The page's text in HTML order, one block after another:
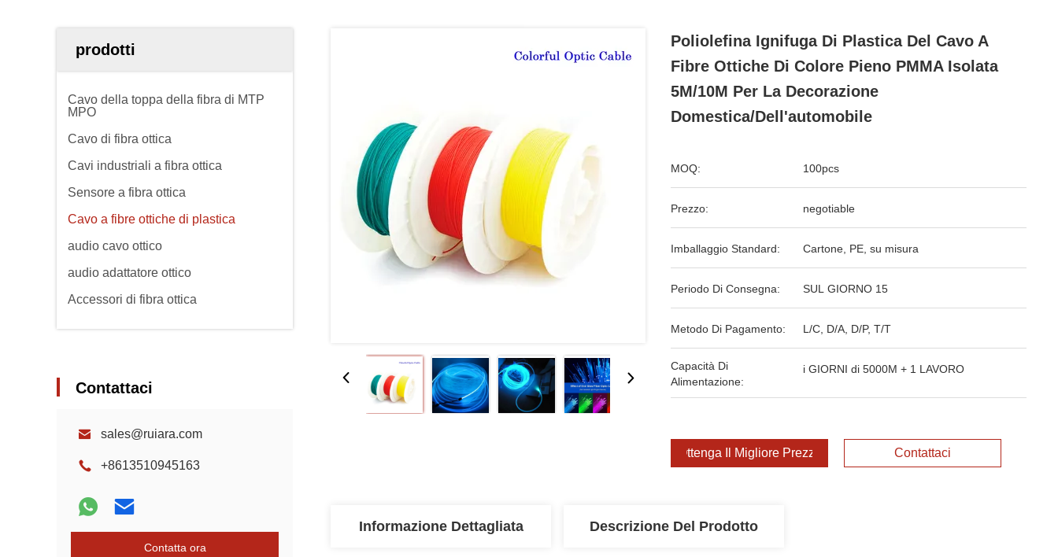
prodotti
Cavo della toppa della fibra di MTP
MPO
Cavo di fibra ottica
Cavi industriali a fibra ottica
Sensore a fibra ottica
Cavo a fibre ottiche di plastica
audio cavo ottico
audio adattatore ottico
Accessori di fibra ottica
Contattaci
sales@ruiara.com
+8613510945163
Contatta ora
Poliolefina Ignifuga Di Plastica Del Cavo A
Fibre Ottiche Di Colore Pieno PMMA Isolata
5M/10M Per La Decorazione
Domestica/dell'automobile
MOQ: 100pcs
Prezzo: negotiable
Imballaggio Standard: Cartone, PE, su misura
Periodo Di Consegna: SUL GIORNO 15
Metodo Di Pagamento: L/C, D/A, D/P, T/T
Capacità Di
Alimentazione:
i GIORNI di 5000M + 1 LAVORO
Ottenga Il Migliore Prezzo Contattaci
Informazione Dettagliata Descrizione Del Prodotto